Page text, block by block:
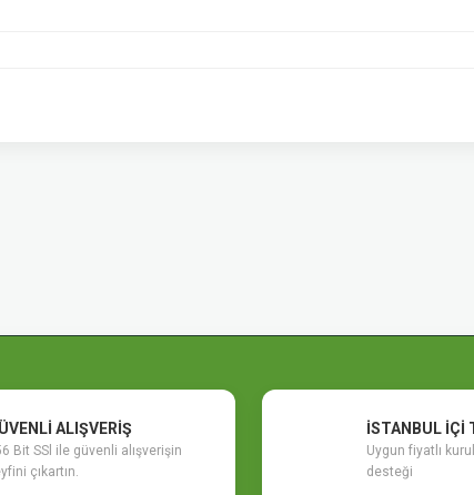
ALIŞVERİŞ
Bit SSl ile güvenli alışverişin
çıkartın.
İSTANBUL İÇİ
Uygun fiyatlı
desteği